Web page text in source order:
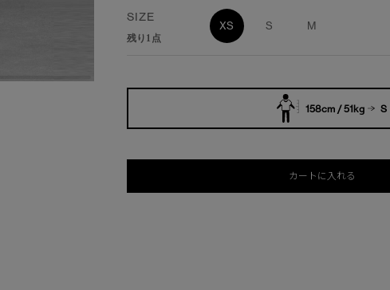
SIZE
残り1点
XS S M
158cm / 51kg S
カートに入れる